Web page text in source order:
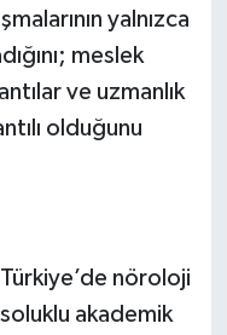
yalnızca
meslek
ve uzmanlık
olduğunu
nöroloji
soluklu akademik